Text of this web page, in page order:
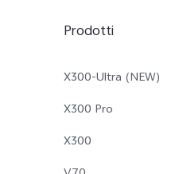
Prodotti
X300-Ultra (NEW)
X300 Pro
X300